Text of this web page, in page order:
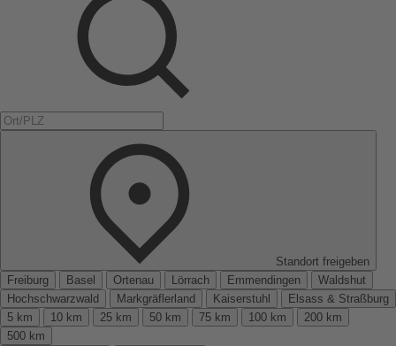
Standort freigeben
Freiburg
Basel Ortenau Lörrach Emmendingen
Waldshut
Hochschwarzwald
Markgräflerland Kaiserstuhl
Elsass & Straßburg
5 km
10 km 25 km 50 km 75 km 100 km
200 km
500 km